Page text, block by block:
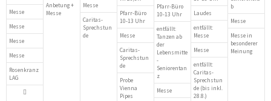
Messe
Messe
Messe
Messe
Rosenkranz
LAG
Anbetung +
Messe
Messe
Caritas-
Sprechstun
de
Pfarr-Büro
10-13 Uhr
Messe
Caritas-
Sprechstun
de
Probe
Vienna
Pipes
Pfarr-Büro
10-13 Uhr
entfällt:
Tanzen ab
der
Lebensmitte
-
Seniorentan
z
Messe
Laudes
entfällt:
Messe
Messe
entfällt:
Caritas-
Sprechstun
de (bis inkl.
28.8.)
b
Messe
Messe in
besonderer
Meinung